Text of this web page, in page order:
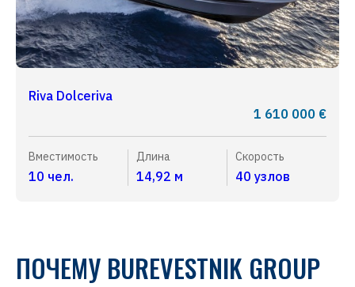
Riva Dolceriva
1 610 000 €
Вместимость
10 чел.
Длина
14,92 м
Cкорость
40 узлов
ПОЧЕМУ BUREVESTNIK GROUP